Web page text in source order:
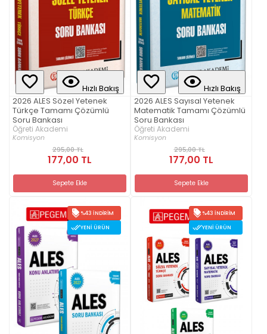
Hızlı Bakış
2026 ALES Sözel Yetenek
Türkçe Tamamı Çözümlü
Soru Bankası
Öğreti Akademi
Komisyon
295,00 TL
177,00 TL
Sepete Ekle
Hızlı Bakış
2026 ALES Sayısal Yetenek
Matematik Tamamı Çözümlü
Soru Bankası
Öğreti Akademi
Komisyon
295,00 TL
177,00 TL
Sepete Ekle
%43 İNDIRIM
YENI ÜRÜN
%43 İNDIRIM
YENI ÜRÜN